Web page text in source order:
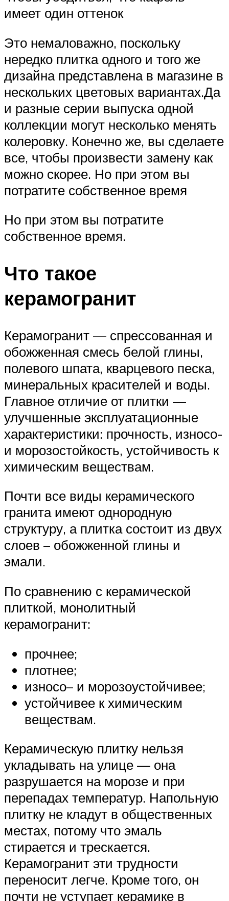
имеет один оттенок
Это немаловажно, поскольку
нередко плитка одного и того же
дизайна представлена в магазине в
нескольких цветовых вариантах.Да
и разные серии выпуска одной
коллекции могут несколько менять
колеровку. Конечно же, вы сделаете
все, чтобы произвести замену как
можно скорее. Но при этом вы
потратите собственное время
Но при этом вы потратите
собственное время.
Что такое
керамогранит
Керамогранит — спрессованная и
обожженная смесь белой глины,
полевого шпата, кварцевого песка,
минеральных красителей и воды.
Главное отличие от плитки —
улучшенные эксплуатационные
характеристики: прочность, износо-
и морозостойкость, устойчивость к
химическим веществам.
Почти все виды керамического
гранита имеют однородную
структуру, а плитка состоит из двух
слоев – обожженной глины и
эмали.
По сравнению с керамической
плиткой, монолитный
керамогранит:
прочнее;
плотнее;
износо– и морозоустойчивее;
устойчивее к химическим
веществам.
Керамическую плитку нельзя
укладывать на улице — она
разрушается на морозе и при
перепадах температур. Напольную
плитку не кладут в общественных
местах, потому что эмаль
стирается и трескается.
Керамогранит эти трудности
переносит легче. Кроме того, он
почти не уступает керамике в